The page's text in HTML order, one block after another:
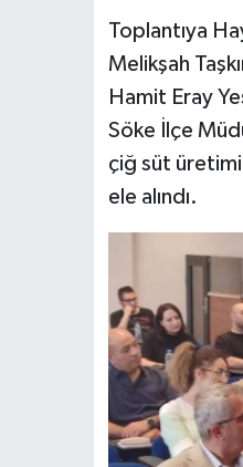
Toplantıya
Melikşah
Hamit Eray
Söke İlçe
çiğ süt
ele alındı.